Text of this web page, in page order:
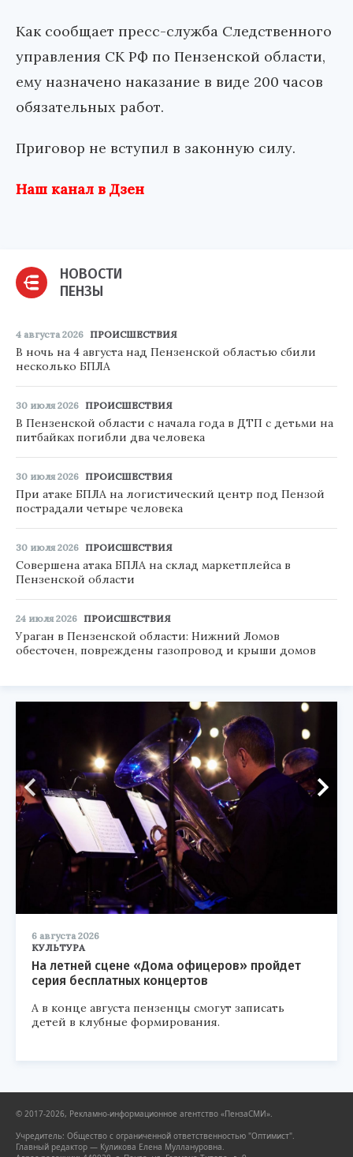
Как сообщает пресс-служба Следственного
управления СК РФ по Пензенской области,
ему назначено наказание в виде 200 часов
обязательных работ.
Приговор не вступил в законную силу.
Наш канал в Дзен
НОВОСТИ
ПЕНЗЫ
4 августа 2026 ПРОИСШЕСТВИЯ
В ночь на 4 августа над Пензенской областью сбили
несколько БПЛА
30 июля 2026 ПРОИСШЕСТВИЯ
В Пензенской области с начала года в ДТП с детьми на
питбайках погибли два человека
30 июля 2026 ПРОИСШЕСТВИЯ
При атаке БПЛА на логистический центр под Пензой
пострадали четыре человека
30 июля 2026 ПРОИСШЕСТВИЯ
Совершена атака БПЛА на склад маркетплейса в
Пензенской области
24 июля 2026 ПРОИСШЕСТВИЯ
Ураган в Пензенской области: Нижний Ломов
обесточен, повреждены газопровод и крыши домов
6 августа 2026
КУЛЬТУРА
На летней сцене «Дома офицеров» пройдет
серия бесплатных концертов
А в конце августа пензенцы смогут записать
детей в клубные формирования.
© 2017-2026, Рекламно-информационное агентство «ПензаСМИ».
Учредитель: Общество с ограниченной ответственностью "Оптимист".
Главный редактор — Куликова Елена Муллануровна.